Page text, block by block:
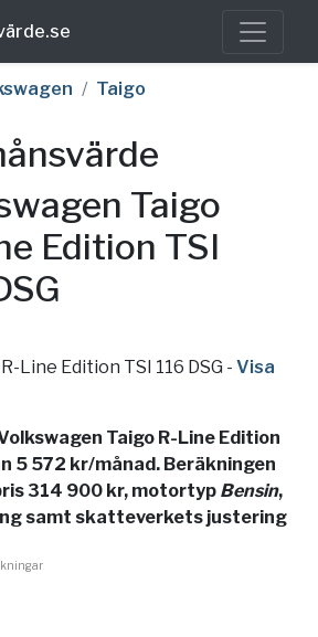
Taigo
Taigo
Edition TSI
Line Edition TSI 116 DSG - Visa
Taigo R-Line Edition
5 572 kr/månad. Beräkningen
314 900 kr, motortyp Bensin,
samt skatteverkets justering